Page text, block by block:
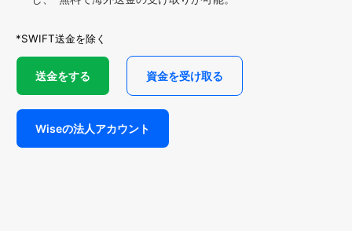
*SWIFT送金を除く
送金をする 資金を受け取る
Wiseの法人アカウント